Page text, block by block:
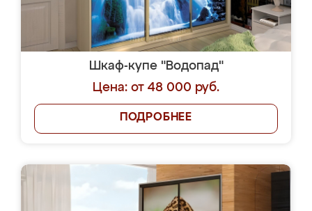
Шкаф-купе "Водопад"
Цена: от 48 000 руб.
ПОДРОБНЕЕ